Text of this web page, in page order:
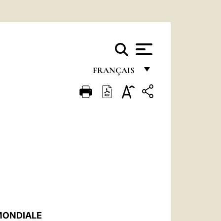
FRANÇAIS
FRANÇAIS